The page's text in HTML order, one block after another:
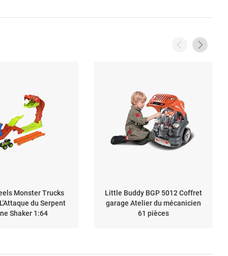
Monster Trucks
du Serpent
Shaker 1:64
Little Buddy BGP 5012 Coffret
garage Atelier du mécanicien
61 pièces